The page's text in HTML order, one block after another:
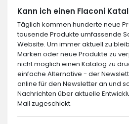
Kann ich einen Flaconi
Täglich kommen hunderte neue
tausende Produkte umfassende
Website. Um immer aktuell zu
Marken oder neue Produkte zu
nicht möglich einen Katalog zu
einfache Alternative - der
online für den Newsletter an und
Nachrichten über aktuelle
Mail zugeschickt.